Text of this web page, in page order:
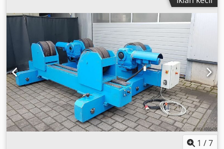
Horizontal height: min. 0.6 m, max. 1.2 m Dedpfehua Dqjx
Am Ajwa Tilted height: min. 0.40 m, max. 1.0 m Rotational
speed: 0.11 - 1.25 rpm Weight: 750 kg Tilting angle up to
135° Hand and foot remote control with speed display Very
robust construction
1 /7